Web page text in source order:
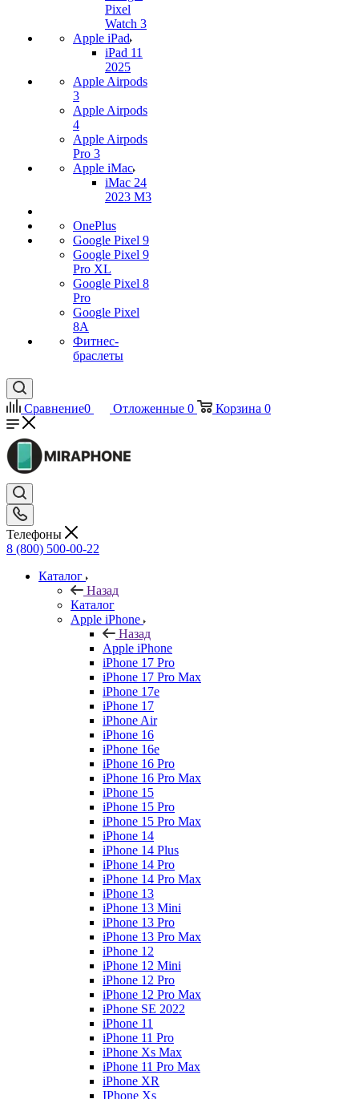
Pixel
Watch 3
Apple iPad
iPad 11
2025
Apple Airpods
3
Apple Airpods
4
Apple Airpods
Pro 3
Apple iMac
iMac 24
2023 M3
OnePlus
Google Pixel 9
Google Pixel 9
Pro XL
Google Pixel 8
Pro
Google Pixel
8A
Фитнес-
браслеты
Сравнение0 Отложенные 0 Корзина 0
Телефоны
8 (800) 500-00-22
Каталог
Назад
Каталог
Apple iPhone
Назад
Apple iPhone
iPhone 17 Pro
iPhone 17 Pro Max
iPhone 17e
iPhone 17
iPhone Air
iPhone 16
iPhone 16e
iPhone 16 Pro
iPhone 16 Pro Max
iPhone 15
iPhone 15 Pro
iPhone 15 Pro Max
iPhone 14
iPhone 14 Plus
iPhone 14 Pro
iPhone 14 Pro Max
iPhone 13
iPhone 13 Mini
iPhone 13 Pro
iPhone 13 Pro Max
iPhone 12
iPhone 12 Mini
iPhone 12 Pro
iPhone 12 Pro Max
iPhone SE 2022
iPhone 11
iPhone 11 Pro
iPhone Xs Max
iPhone 11 Pro Max
iPhone XR
IPhone Xs